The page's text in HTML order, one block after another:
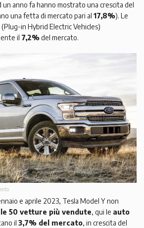
anno fa hanno mostrato una crescita del
una fetta di mercato pari al 17,8%). Le
(Plug-in Hybrid Electric Vehicles)
il 7,2%del mercato.
e aprile 2023, Tesla Model Y non
50 vetture più vendute, qui le auto
il 3,7% del mercato, in crescita del